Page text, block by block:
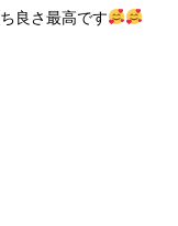
良さ最高です